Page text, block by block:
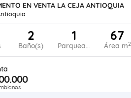
EN VENTA LA CEJA ANTIOQUIA
2
Baño(s)
1
Parqueadero
67
Área m2